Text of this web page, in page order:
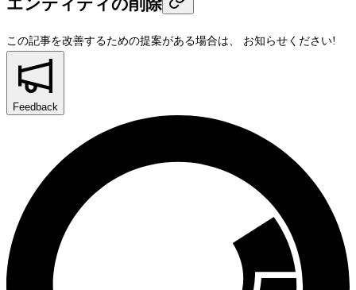
この記事を改善するための提案がある場合は、 お知らせください!
Feedback